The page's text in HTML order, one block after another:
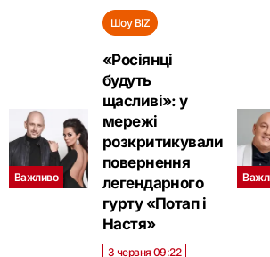
Важливо
Шоу BIZ
«Росіянці
будуть
щасливі»: у
мережі
розкритикували
повернення
легендарного
гурту «Потап і
Настя»
3 червня 09:22